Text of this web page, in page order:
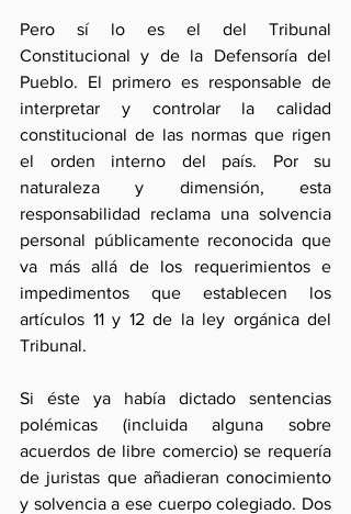
Pero sí lo es el del Tribunal
Constitucional y de la Defensoría del
Pueblo. El primero es responsable de
interpretar y controlar la calidad
constitucional de las normas que rigen
el orden interno del país. Por su
naturaleza y dimensión, esta
responsabilidad reclama una solvencia
personal públicamente reconocida que
va más allá de los requerimientos e
impedimentos que establecen los
artículos 11 y 12 de la ley orgánica del
Tribunal.
Si éste ya había dictado sentencias
polémicas (incluida alguna sobre
acuerdos de libre comercio) se requería
de juristas que añadieran conocimiento
y solvencia a ese cuerpo colegiado. Dos